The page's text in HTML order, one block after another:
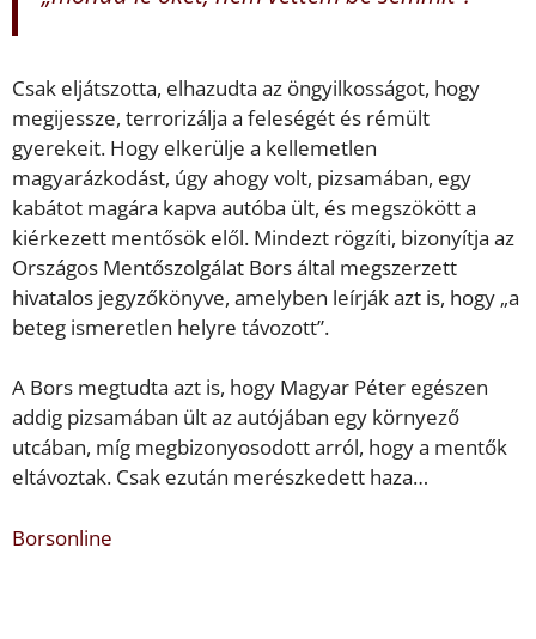
Csak eljátszotta, elhazudta az öngyilkosságot, hogy
megijessze, terrorizálja a feleségét és rémült
gyerekeit. Hogy elkerülje a kellemetlen
magyarázkodást, úgy ahogy volt, pizsamában, egy
kabátot magára kapva autóba ült, és megszökött a
kiérkezett mentősök elől. Mindezt rögzíti, bizonyítja az
Országos Mentőszolgálat Bors által megszerzett
hivatalos jegyzőkönyve, amelyben leírják azt is, hogy „a
beteg ismeretlen helyre távozott”.
A Bors megtudta azt is, hogy Magyar Péter egészen
addig pizsamában ült az autójában egy környező
utcában, míg megbizonyosodott arról, hogy a mentők
eltávoztak. Csak ezután merészkedett haza…
Borsonline